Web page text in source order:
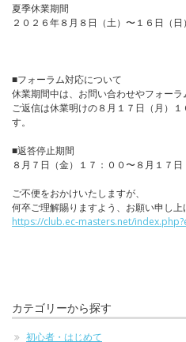
夏季休業期間
２０２６年８月８日（土）〜１６日（日）
■フォーラム対応について
休業期間中は、お問い合わせやフォーラ
ご返信は休業明けの８月１７日（月）
す。
■返答停止期間
８月７日（金）１７：００〜８月１７日
ご不便をおかけいたしますが、
何卒ご理解賜りますよう、お願い申し上
https://club.ec-masters.net/
カテゴリーから探す
初心者・はじめて